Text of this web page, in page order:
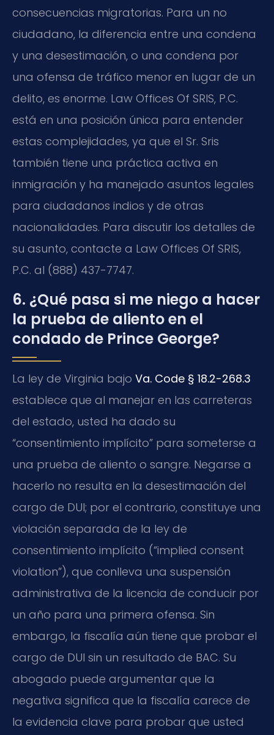
consecuencias migratorias. Para un no
ciudadano, la diferencia entre una condena
y una desestimación, o una condena por
una ofensa de tráfico menor en lugar de un
delito, es enorme. Law Offices Of SRIS, P.C.
está en una posición única para entender
estas complejidades, ya que el Sr. Sris
también tiene una práctica activa en
inmigración y ha manejado asuntos legales
para ciudadanos indios y de otras
nacionalidades. Para discutir los detalles de
su asunto, contacte a Law Offices Of SRIS,
P.C. al (888) 437-7747.
6. ¿Qué pasa si me niego a hacer
la prueba de aliento en el
condado de Prince George?
La ley de Virginia bajo Va. Code § 18.2-268.3
establece que al manejar en las carreteras
del estado, usted ha dado su
“consentimiento implícito” para someterse a
una prueba de aliento o sangre. Negarse a
hacerlo no resulta en la desestimación del
cargo de DUI; por el contrario, constituye una
violación separada de la ley de
consentimiento implícito (“implied consent
violation”), que conlleva una suspensión
administrativa de la licencia de conducir por
un año para una primera ofensa. Sin
embargo, la fiscalía aún tiene que probar el
cargo de DUI sin un resultado de BAC. Su
abogado puede argumentar que la
negativa significa que la fiscalía carece de
la evidencia clave para probar que usted